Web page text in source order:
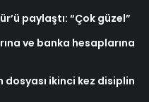
paylaştı: “Çok güzel”
ve banka hesaplarına
ikinci kez disiplin